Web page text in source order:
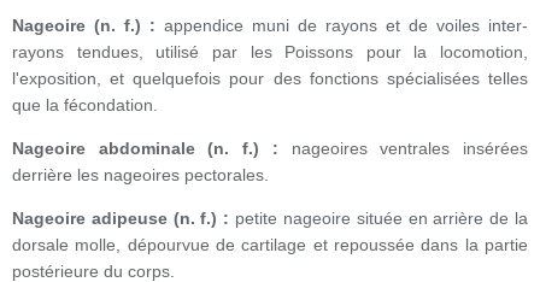
Nageoire (n. f.) : appendice muni de rayons et de voiles inter-
rayons tendues, utilisé par les Poissons pour la locomotion,
l'exposition, et quelquefois pour des fonctions spécialisées telles
que la fécondation.
Nageoire abdominale (n. f.) : nageoires ventrales insérées
derrière les nageoires pectorales.
Nageoire adipeuse (n. f.) : petite nageoire située en arrière de la
dorsale molle, dépourvue de cartilage et repoussée dans la partie
postérieure du corps.